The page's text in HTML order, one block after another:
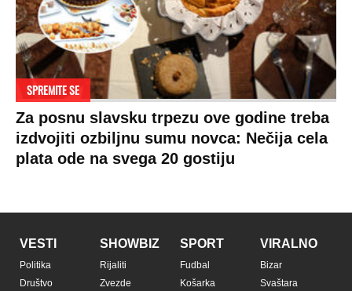
SPREMITE SE
Za posnu slavsku trpezu ove godine treba
izdvojiti ozbiljnu sumu novca: Nečija cela
plata ode na svega 20 gostiju
VESTI
Politika
Društvo
SHOWBIZ
Rijaliti
Zvezde
SPORT
Fudbal
Košarka
VIRALNO
Bizar
Svaštara